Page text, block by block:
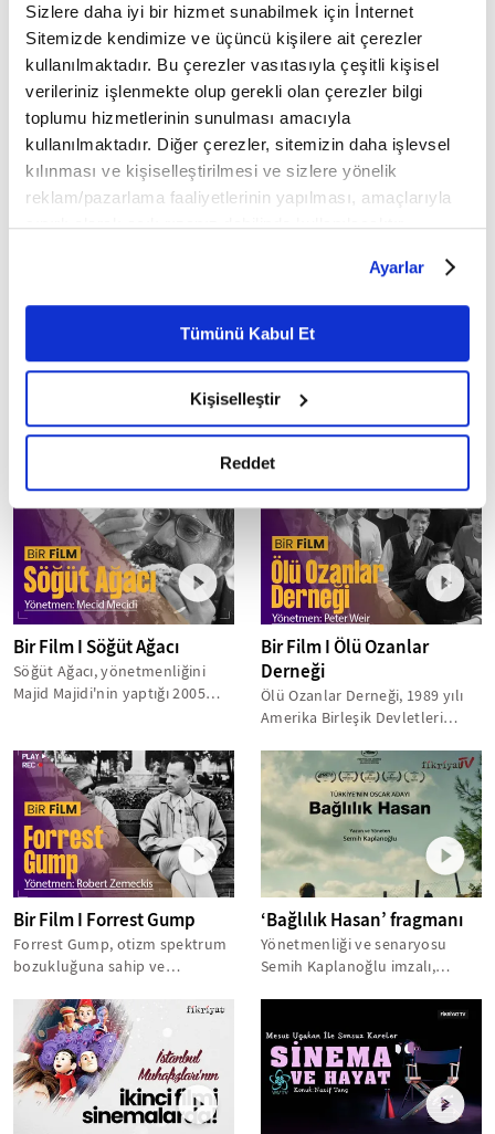
Sizlere daha iyi bir hizmet sunabilmek için İnternet
Sitemizde kendimize ve üçüncü kişilere ait çerezler
kullanılmaktadır. Bu çerezler vasıtasıyla çeşitli kişisel
verileriniz işlenmekte olup gerekli olan çerezler bilgi
toplumu hizmetlerinin sunulması amacıyla
kullanılmaktadır. Diğer çerezler, sitemizin daha işlevsel
kılınması ve kişiselleştirilmesi ve sizlere yönelik
reklam/pazarlama faaliyetlerinin yapılması, amaçlarıyla
sınırlı olarak açık rızanız dahilinde kullanılacaktır.
belirleyebilirsiniz. Çerezlere ilişkin detaylı bilgi için
Ayarlar butonuna tıklayabilir,Çerez Bilgilendirme
Metnimizi ziyaret edebilirsiniz.
6698 sayılı Kişisel Verilerin Korunması Kanunu uyarınca
okumak ve sitemizi ziyaretiniz kapsamında
gerçekleştirilen veri işleme faaliyetleri ile ilgili daha
detaylı bilgi almak için lütfentıklayınız.
Ayarlar
Tümünü Kabul Et
Kişiselleştir
Reddet
Sonsuzluk ve Bir Gün Film Analizi
Barbie film göründüğü
Yılın en iyi çıkış yapan filmi
Barbie ile karşınızdayım! Peki,
Barbie filmi göründüğü kadar...
Namı diğer Şarlo
Oluşturduğu Şarlo tiplemesi ile
tanıdığımız yönetmen Charlie
Chaplin, sinema dünyasının
önemli...
Bir Film I Söğüt Ağacı
Söğüt Ağacı, yönetmenliğini
Majid Majidi'nin yaptığı 2005
Bir Film I Ölü Ozanlar
Derneği
Ölü Ozanlar Derneği, 1989 yılı
Amerika Birleşik Devletleri
öğretilere...
Bir Film I Forrest Gump
Forrest Gump, otizm spektrum
bozukluğuna sahip ve
çocuğun Amerikan
futbolcusuna...
‘Bağlılık Hasan’ fragmanı
Yönetmenliği ve senaryosu
Semih Kaplanoğlu imzalı,